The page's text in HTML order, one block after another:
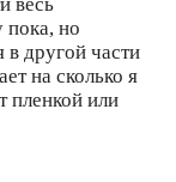
пока, но
в другой части
на сколько я
пленкой или